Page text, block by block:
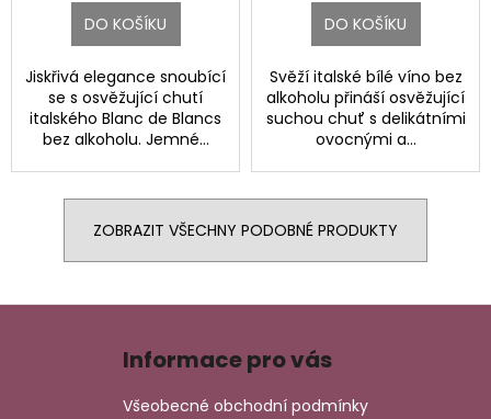
DO KOŠÍKU
Jiskřivá elegance snoubící
se s osvěžující chutí
italského Blanc de Blancs
bez alkoholu. Jemné...
DO KOŠÍKU
Svěží italské bílé víno bez
alkoholu přináší osvěžující
suchou chuť s delikátními
ovocnými a...
ZOBRAZIT VŠECHNY PODOBNÉ PRODUKTY
Informace pro vás
Všeobecné obchodní podmínky